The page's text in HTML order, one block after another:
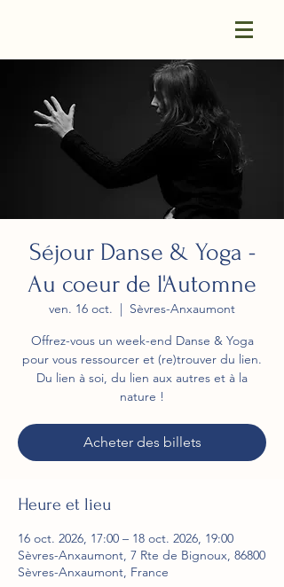
Séjour Danse & Yoga -
Au coeur de l'Automne
ven. 16 oct.
  |
Sèvres-Anxaumont
Offrez-vous un week-end Danse & Yoga
pour vous ressourcer et (re)trouver du lien.
Du lien à soi, du lien aux autres et à la
nature !
Acheter des billets
Heure et lieu
16 oct. 2026, 17:00 – 18 oct. 2026, 19:00
Sèvres-Anxaumont, 7 Rte de Bignoux, 86800
Sèvres-Anxaumont, France